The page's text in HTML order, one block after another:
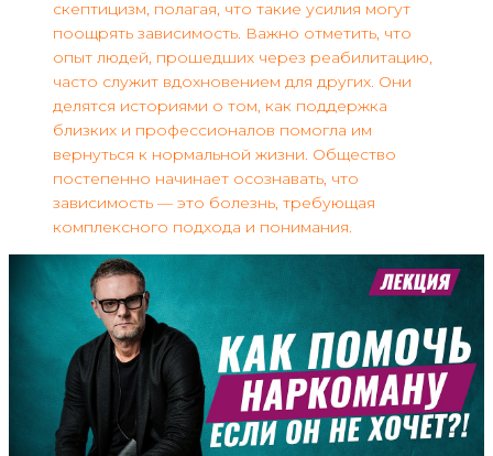
скептицизм, полагая, что такие усилия могут
поощрять зависимость. Важно отметить, что
опыт людей, прошедших через реабилитацию,
часто служит вдохновением для других. Они
делятся историями о том, как поддержка
близких и профессионалов помогла им
вернуться к нормальной жизни. Общество
постепенно начинает осознавать, что
зависимость — это болезнь, требующая
комплексного подхода и понимания.